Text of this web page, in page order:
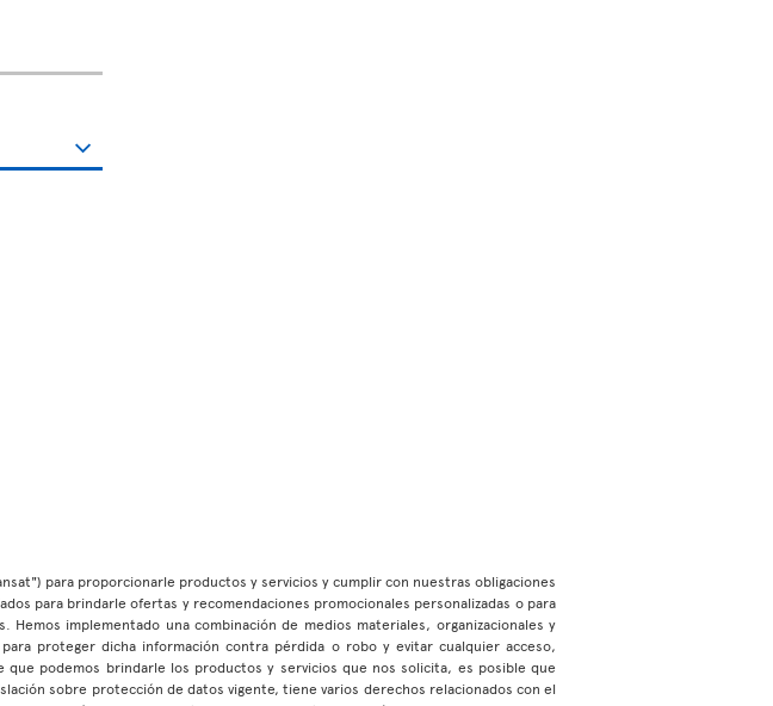
para proporcionarle productos y servicios y cumplir con nuestras obligaciones
para brindarle ofertas y recomendaciones promocionales personalizadas o para
implementado una combinación de medios materiales, organizacionales y
proteger dicha información contra pérdida o robo y evitar cualquier acceso,
podemos brindarle los productos y servicios que nos solicita, es posible que
sobre protección de datos vigente, tiene varios derechos relacionados con el